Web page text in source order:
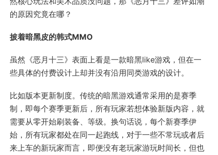
的原因究竟在哪？
披着暗黑皮的韩式MMO
虽然《恶月十三》表面上看是一款暗黑like游戏，但在一
些具体的付费设计上却并没有沿用同类游戏的设计。
比如版本更新制度。传统的暗黑游戏通常采用的是赛季
制，即每个赛季更新后，所有玩家若想体验新版内容，就
需要从零开始刷装备、等级。换句话说，每个新赛季伊
始，所有玩家都处在同一起跑线，对于一些不常玩或者后
来上车的新玩家而言，即便没有老玩家游玩时间长，但也